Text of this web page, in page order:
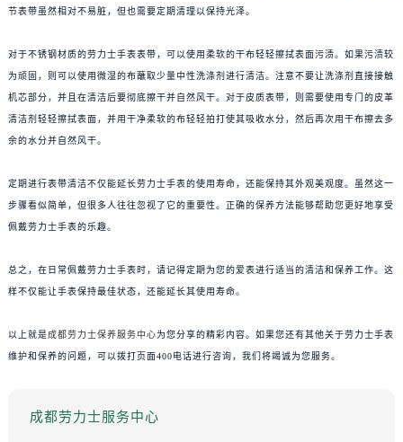
节表带虽然相对不易脏，但也需要定期清理以保持光泽。
对于不锈钢材质的劳力士手表表带，可以使用柔软的干布轻轻擦拭表面污渍。如果污渍较
为顽固，则可以使用微湿的布蘸取少量中性洗涤剂进行清洁。注意不要让洗涤剂直接接触
机芯部分，并且在清洁后要彻底擦干并自然风干。对于皮质表带，则需要使用专门的皮革
清洁剂轻轻擦拭表面，并用干净柔软的布轻轻拍打使其吸收水分，然后再次用干布擦去多
余的水分并自然风干。
定期进行表带清洁不仅能延长劳力士手表的使用寿命，还能保持其外观美观度。虽然这一
步骤看似简单，但很多人往往忽视了它的重要性。正确的保养方法能够帮助您更好地享受
佩戴劳力士手表的乐趣。
总之，在日常佩戴劳力士手表时，请记得定期为您的爱表进行适当的清洁和保养工作。这
样不仅能让手表保持最佳状态，还能延长其使用寿命。
以上就是成都劳力士保养服务中心为您分享的精彩内容。如果您还有其他关于劳力士手表
维护和保养的问题，可以拨打页面400电话进行咨询，我们将竭诚为您服务。
成都劳力士服务中心